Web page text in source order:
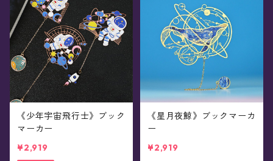
《少年宇宙飛行士》ブック
マーカー
¥2,919
《星月夜鯨》ブックマーカ
ー
¥2,919